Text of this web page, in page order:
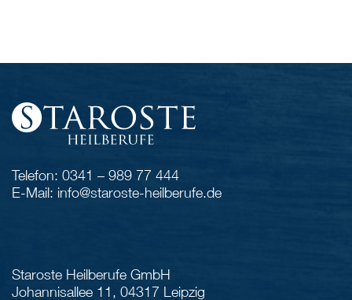
Telefon: 0341 – 989 77 444
E-Mail: info@staroste-heilberufe.de
Staroste Heilberufe GmbH
Johannisallee 11, 04317 Leipzig